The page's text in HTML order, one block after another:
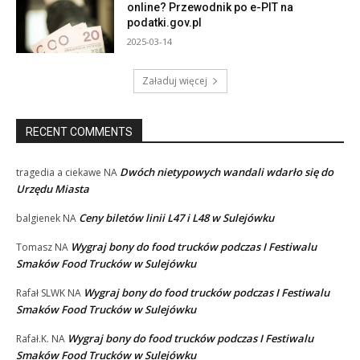
online? Przewodnik po e-PIT na
podatki.gov.pl
2025-03-14
Załaduj więcej
RECENT COMMENTS
tragedia a ciekawe NA Dwóch nietypowych wandali wdarło się do
Urzędu Miasta
balgienek NA Ceny biletów linii L47 i L48 w Sulejówku
Tomasz NA Wygraj bony do food trucków podczas I Festiwalu
Smaków Food Trucków w Sulejówku
Rafał SLWK NA Wygraj bony do food trucków podczas I Festiwalu
Smaków Food Trucków w Sulejówku
Rafał.K. NA Wygraj bony do food trucków podczas I Festiwalu
Smaków Food Trucków w Sulejówku